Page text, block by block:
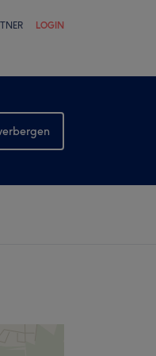
LOGIN